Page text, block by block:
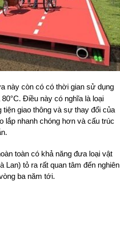
này còn có có thời gian sử dụng
Điều này có nghĩa là loại
giao thông và sự thay đổi của
lắp nhanh chóng hơn và cấu trúc
toàn có khả năng đưa loại vật
Lan) tỏ ra rất quan tâm đến nghiên
ba năm tới.